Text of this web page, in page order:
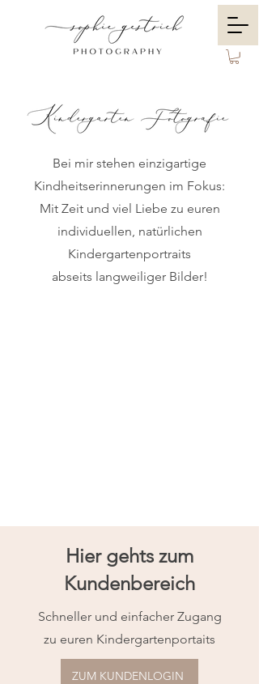
Bei mir stehen einzigartige
Kindheitserinnerungen im Fokus:
Mit Zeit und viel Liebe zu euren
individuellen, natürlichen
Kindergartenportraits
abseits langweiliger Bilder!
Hier gehts zum
Kundenbereich
Schneller und einfacher Zugang
zu euren Kindergartenportaits
ZUM KUNDENLOGIN